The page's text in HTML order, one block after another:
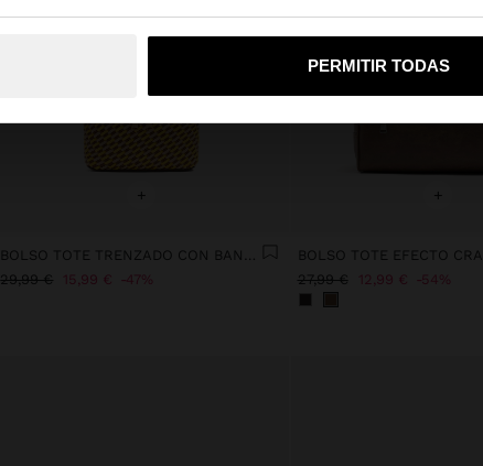
PERMITIR TODAS
No, continuar en la web de España Sí, llévame a
+
BOLSO TOTE TRENZADO CON BANDOLERA
29,99 € 15,99 € 47%
+
27,99 € 12,99 € 54%